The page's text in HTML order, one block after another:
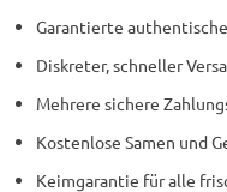
Garantierte
Diskreter, schneller
Mehrere sichere
Kostenlose Samen und
Keimgarantie für alle